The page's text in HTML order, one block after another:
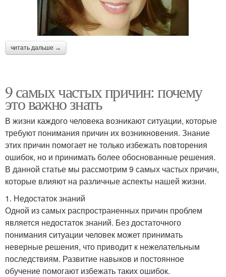
читать дальше →
9 самых частых причин: почему
это важно знать
В жизни каждого человека возникают ситуации, которые
требуют понимания причин их возникновения. Знание
этих причин помогает не только избежать повторения
ошибок, но и принимать более обоснованные решения.
В данной статье мы рассмотрим 9 самых частых причин,
которые влияют на различные аспекты нашей жизни.
1. Недостаток знаний
Одной из самых распространенных причин проблем
является недостаток знаний. Без достаточного
понимания ситуации человек может принимать
неверные решения, что приводит к нежелательным
последствиям. Развитие навыков и постоянное
обучение помогают избежать таких ошибок.